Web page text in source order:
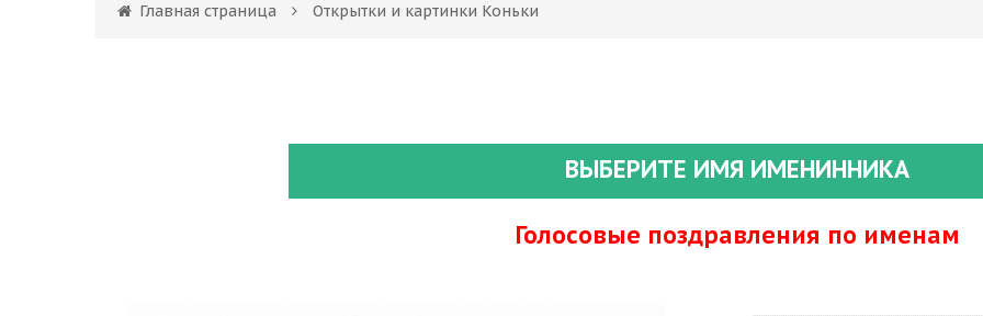
Главная страница Открытки и картинки Коньки
ВЫБЕРИТЕ ИМЯ ИМЕНИННИКА
Голосовые поздравления по именам